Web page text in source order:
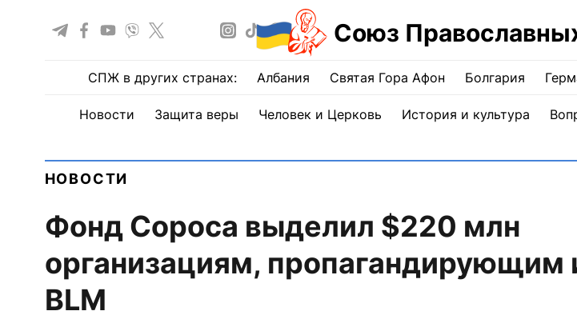
Союз
СПЖ в других странах: Албания Святая Гора Афон Болгария
Новости Защита веры Человек и Церковь История и культура
НОВОСТИ
Фонд Сороса выделил $220 млн
организациям, пропагандирующим
BLM